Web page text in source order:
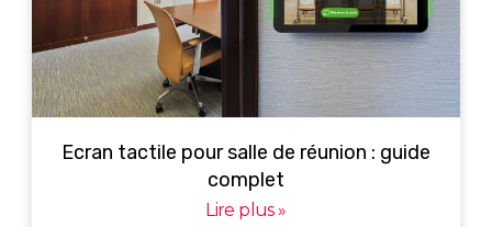
Ecran tactile pour salle de réunion : guide
complet
Lire plus »